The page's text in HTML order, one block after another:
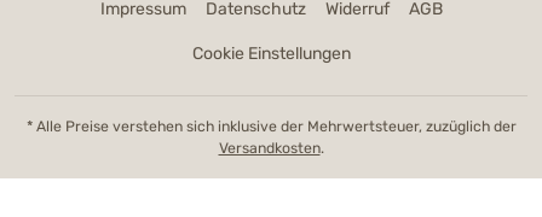
Impressum Datenschutz Widerruf AGB
Cookie Einstellungen
* Alle Preise verstehen sich inklusive der Mehrwertsteuer, zuzüglich der
Versandkosten.